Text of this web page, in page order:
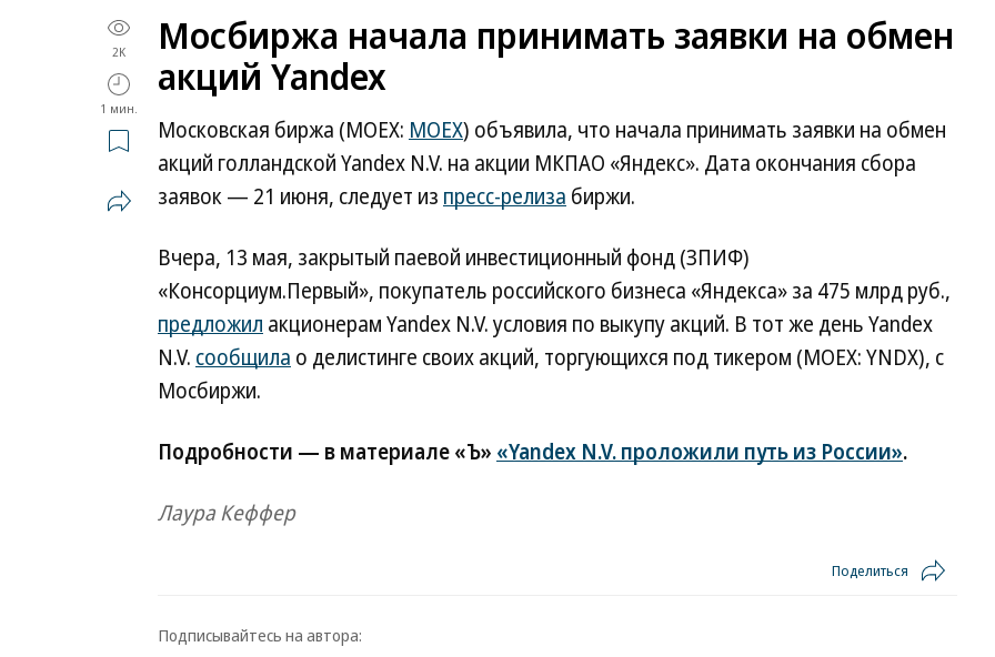
2K
1 мин.
Мосбиржа начала принимать заявки на обмен
акций Yandex
Московская биржа (MOEX: MOEX) объявила, что начала принимать заявки на обмен
акций голландской Yandex N.V. на акции МКПАО «Яндекс». Дата окончания сбора
заявок — 21 июня, следует из пресс-релиза биржи.
Вчера, 13 мая, закрытый паевой инвестиционный фонд (ЗПИФ)
«Консорциум.Первый», покупатель российского бизнеса «Яндекса» за 475 млрд руб.,
предложил акционерам Yandex N.V. условия по выкупу акций. В тот же день Yandex
N.V. сообщила о делистинге своих акций, торгующихся под тикером (MOEX: YNDX), с
Мосбиржи.
Подробности — в материале «Ъ» «Yandex N.V. проложили путь из России».
Лаура Кеффер
Поделиться
Подписывайтесь на автора: